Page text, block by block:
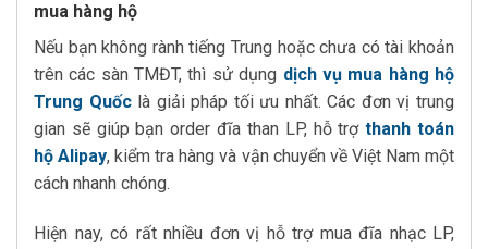
mua hàng hộ
Nếu bạn không rành tiếng Trung hoặc chưa có tài khoản
trên các sàn TMĐT, thì sử dụng dịch vụ mua hàng hộ
Trung Quốclà giải pháp tối ưu nhất. Các đơn vị trung
gian sẽ giúp bạn order đĩa than LP, hỗ trợthanh toán
hộ Alipay, kiểm tra hàng và vận chuyển về Việt Nam một
cách nhanh chóng.
Hiện nay, có rất nhiều đơn vị hỗ trợ mua đĩa nhạc LP,